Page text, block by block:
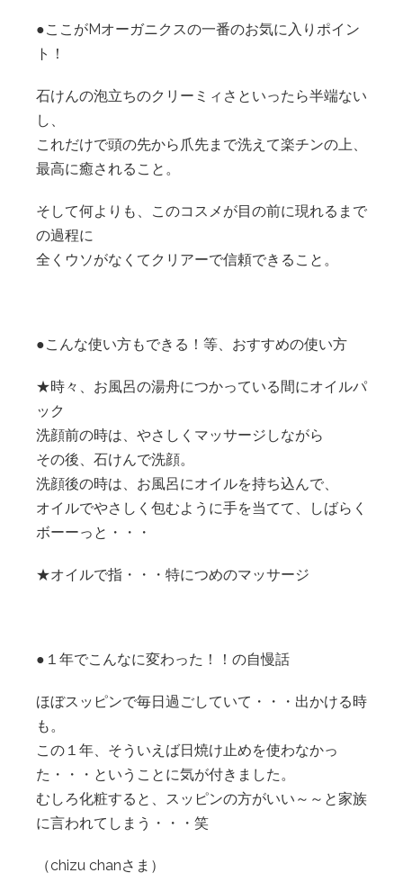
●ここがMオーガニクスの一番のお気に入りポイン
ト！
石けんの泡立ちのクリーミィさといったら半端ない
し、
これだけで頭の先から爪先まで洗えて楽チンの上、
最高に癒されること。
そして何よりも、このコスメが目の前に現れるまで
の過程に
全くウソがなくてクリアーで信頼できること。
●こんな使い方もできる！等、おすすめの使い方
★時々、お風呂の湯舟につかっている間にオイルパ
ック
洗顔前の時は、やさしくマッサージしながら
その後、石けんで洗顔。
洗顔後の時は、お風呂にオイルを持ち込んで、
オイルでやさしく包むように手を当てて、しばらく
ボーーっと・・・
★オイルで指・・・特につめのマッサージ
●１年でこんなに変わった！！の自慢話
ほぼスッピンで毎日過ごしていて・・・出かける時
も。
この１年、そういえば日焼け止めを使わなかっ
た・・・ということに気が付きました。
むしろ化粧すると、スッピンの方がいい～～と家族
に言われてしまう・・・笑
（chizu chanさま）